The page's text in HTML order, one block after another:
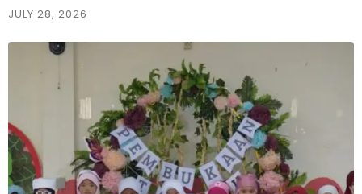
JULY 28, 2026